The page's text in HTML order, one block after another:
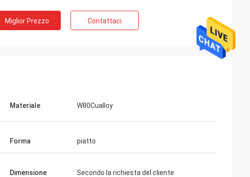
Adrian Hayter
Buona società con servizio e alta qualità
piacevole ed alta reputazione. Uno del
Miglior Prezzo Contattaci
Materiale W80Cualloy
Forma piatto
Dimensione Secondo la richiesta del cliente